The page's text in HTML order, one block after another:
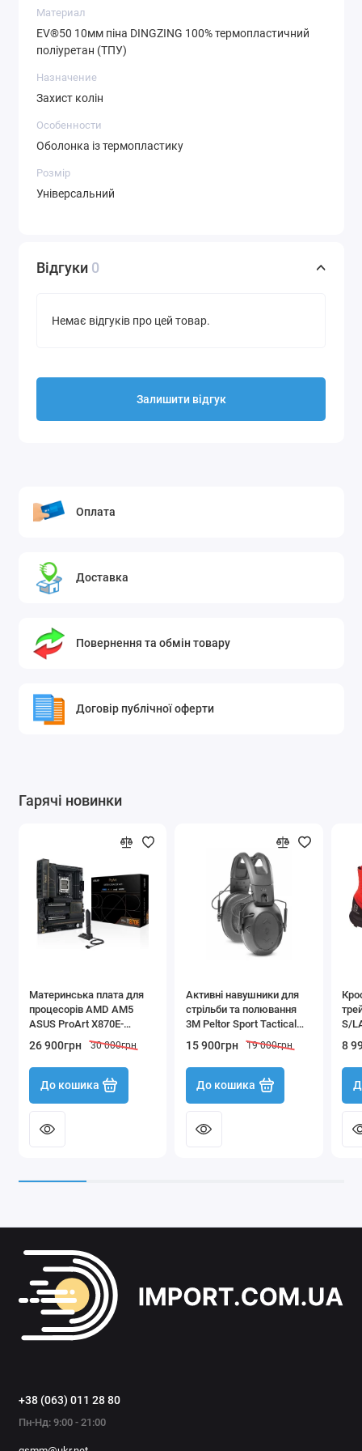
Бренд:Arcteryx LEAF.
Країна реєстрації бренду:Канада.
Країна виробництва:
Материал
EV®50 10мм піна DINGZING 100% термопластичний
поліуретан (ТПУ)
Назначение
Захист колін
Особенности
Оболонка із термопластику
Розмір
Універсальний
Відгуки 0
Немає відгуків про цей товар.
Залишити відгук
Оплата
Доставка
Повернення та обмін товару
Договір публічної оферти
Гарячі новинки
Материнська плата для
процесорів AMD AM5
ASUS ProArt X870E-
Creator WiFi ATX DDR5
USB4
26 900грн 30 000грн
До кошика
Активні навушники для
стрільби та полювання
3M Peltor Sport Tactical
500 NRR 26dB
15 900грн 19 000грн
До кошика
S/
8
+38 (063) 011 28 80
Пн-Нд: 9:00 - 21:00